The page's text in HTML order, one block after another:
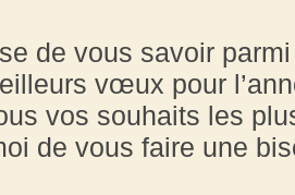
de vous savoir
vœux pour
vos souhaits les
de vous faire une